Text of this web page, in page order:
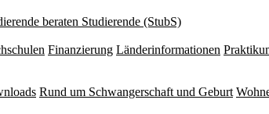
beraten Studierende (StubS)
Finanzierung Länderinformationen
Rund um Schwangerschaft und Geburt